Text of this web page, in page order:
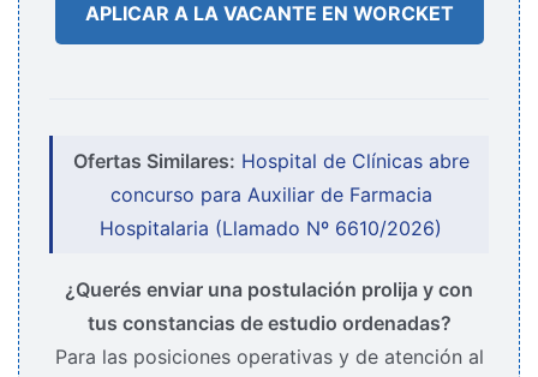
APLICAR A LA VACANTE EN WORCKET
Ofertas Similares: Hospital de Clínicas abre
concurso para Auxiliar de Farmacia
Hospitalaria (Llamado Nº 6610/2026)
¿Querés enviar una postulación prolija y con
tus constancias de estudio ordenadas?
Para las posiciones operativas y de atención al